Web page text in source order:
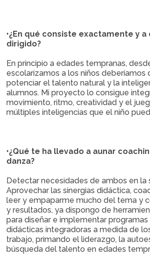
•¿En qué consiste exactamente y a
dirigido?
En principio a edades tempranas,
escolarizamos a los niños deberíamos
potenciar el talento natural y la
alumnos. Mi proyecto lo consigue
movimiento, ritmo, creatividad y el
múltiples inteligencias que el niño
•¿Qué te ha llevado a aunar
danza?
Detectar necesidades de ambos en la
Aprovechar las sinergias didáctica,
leer y empaparme mucho del tema y
y resultados, ya dispongo de
para diseñar e implementar programas
didácticas integradoras a medida de
trabajo, primando el liderazgo, la
búsqueda del talento en edades